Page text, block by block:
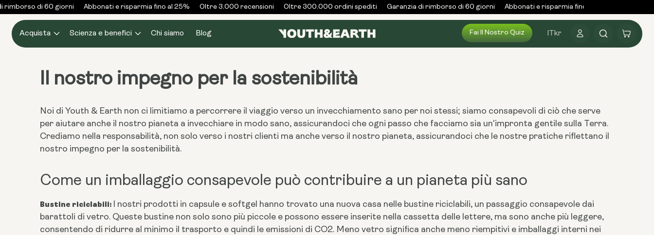
Vai al
contenuto
di 60 giorni Abbonati e risparmia fino al 25% Oltre 3.000 recensioni Oltre 300.000 ordini spediti Garanzia di rimborso di 60 giorni Abbonati e risparmia fino al 25%
Acquista Scienza e benefici Chi siamo Blog Fai Il Nostro Quiz ITkr Accedi Carrello
Il nostro impegno per la sostenibilità
Noi di Youth & Earth non ci limitiamo a percorrere il viaggio verso un invecchiamento sano per noi stessi; siamo consapevoli di ciò che serve
per aiutare anche il nostro pianeta a invecchiare in modo sano, assicurandoci che ogni passo che facciamo sia un'impronta gentile sulla Terra.
Crediamo nella responsabilità, non solo verso i nostri clienti ma anche verso il nostro pianeta, assicurandoci che le nostre pratiche riflettano il
nostro impegno per la sostenibilità.
Come un imballaggio consapevole può contribuire a un pianeta più sano
Bustine riciclabili: I nostri prodotti in capsule e softgel hanno trovato una nuova casa nelle bustine riciclabili, un passaggio consapevole dai
barattoli di vetro. Queste bustine non solo sono più piccole e possono essere inserite nella cassetta delle lettere, ma sono anche più leggere,
consentendo di ridurre al minimo il trasporto e quindi le emissioni di CO2. Meno vetro significa anche meno riempitivi e imballaggi interni nei